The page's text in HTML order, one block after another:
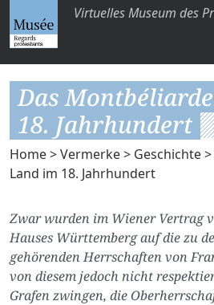
Virtuelles Museum des
Das
18. Jahrhundert
Home>Vermerke> Geschichte
Land im 18. Jahrhundert
Zwar wurden im Wiener Vertrag
Hauses Württemberg auf die zu
gehörenden Herrschaften von
von diesem jedoch nicht
Grafen zwingen, die